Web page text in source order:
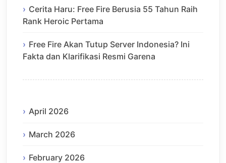
Cerita Haru: Free Fire Berusia 55 Tahun Raih
Rank Heroic Pertama
Free Fire Akan Tutup Server Indonesia? Ini
Fakta dan Klarifikasi Resmi Garena
April 2026
March 2026
February 2026